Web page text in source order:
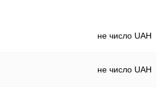
не число UAH
не число UAH